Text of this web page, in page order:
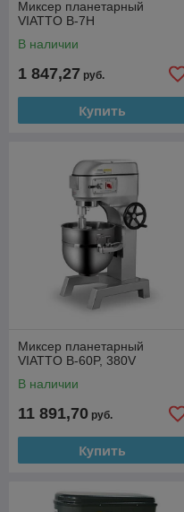
Миксер планетарный
VIATTO B-7H
В наличии
1 847,27 руб.
Купить
Миксер планетарный
VIATTO B-60P, 380V
В наличии
11 891,70 руб.
Купить